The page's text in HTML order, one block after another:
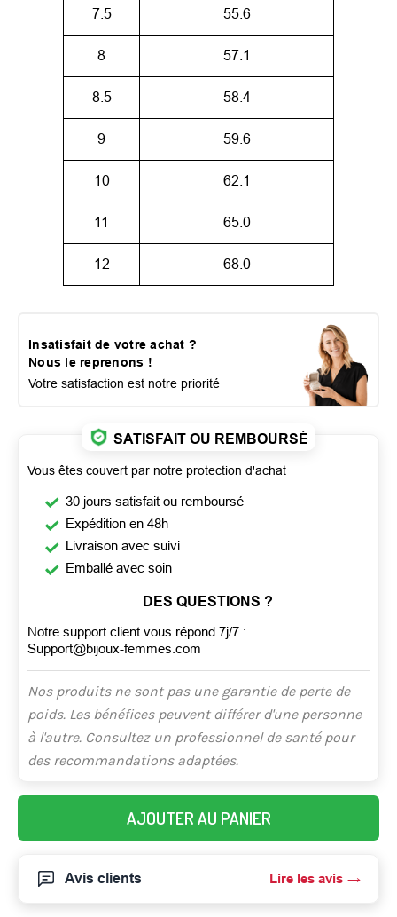
7.5 55.6
8 57.1
8.5 58.4
9 59.6
10 62.1
11 65.0
12 68.0
Insatisfait de votre achat ?
Nous le reprenons !
Votre satisfaction est notre priorité
SATISFAIT OU REMBOURSÉ
Vous êtes couvert par notre protection d'achat
30 jours satisfait ou remboursé
Expédition en 48h
Livraison avec suivi
Emballé avec soin
DES QUESTIONS ?
Notre support client vous répond 7j/7 :
Support@bijoux-femmes.com
Nos produits ne sont pas une garantie de perte de
poids. Les bénéfices peuvent différer d'une personne
à l'autre. Consultez un professionnel de santé pour
des recommandations adaptées.
AJOUTER AU PANIER
Avis clients Lire les avis